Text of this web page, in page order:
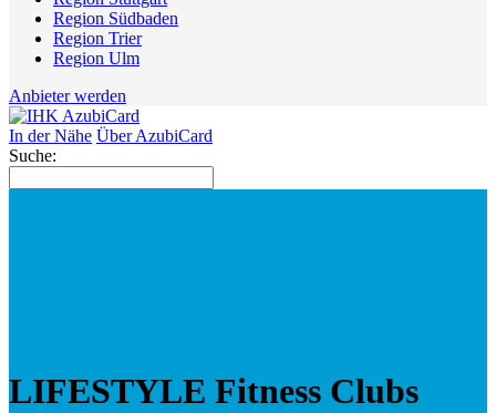
Region Südbaden
Region Trier
Region Ulm
Anbieter werden
In der Nähe Über AzubiCard
Suche:
LIFESTYLE Fitness Clubs